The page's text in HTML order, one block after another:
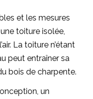
et les mesures
toiture isolée,
La toiture n’étant
peut entraîner sa
bois de charpente.
un